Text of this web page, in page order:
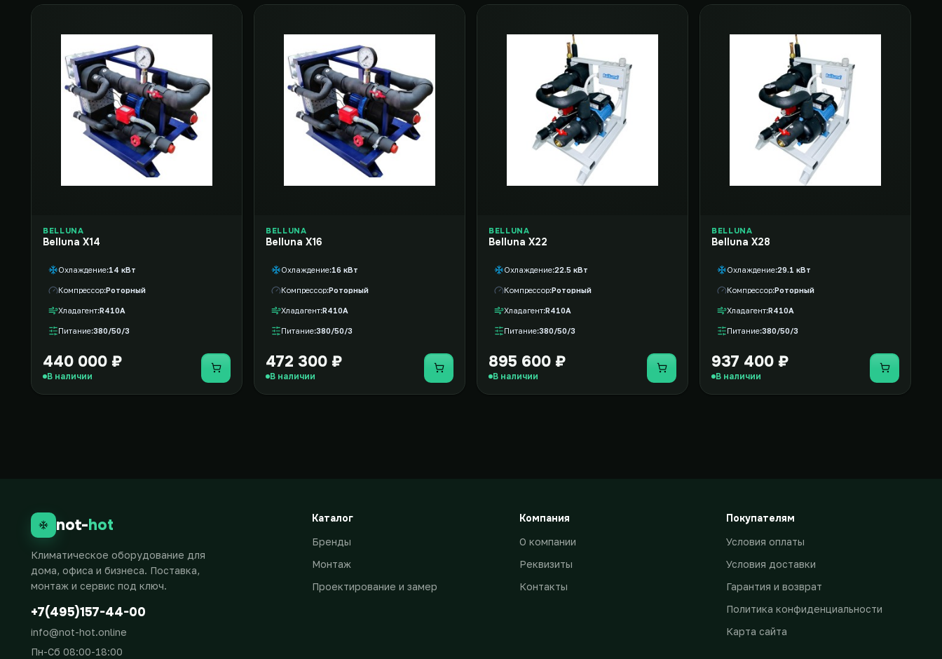
BELLUNA
Belluna X14
Охлаждение 14 кВт
Компрессор Роторный
Хладагент R410A
Питание 380/50/3
440 000 ₽
В наличии Купить
BELLUNA
Belluna X16
Охлаждение 16 кВт
Компрессор Роторный
Хладагент R410A
Питание 380/50/3
472 300 ₽
В наличии Купить
BELLUNA
Belluna X22
Охлаждение 22.5 кВт
Компрессор Роторный
Хладагент R410A
Питание 380/50/3
895 600 ₽
В наличии Купить
BELLUNA
Belluna X28
Охлаждение 29.1 кВт
Компрессор Роторный
Хладагент R410A
Питание 380/50/3
937 400 ₽
В наличии Купить
not-hot
Климатическое оборудование для
дома, офиса и бизнеса. Поставка,
монтаж и сервис под ключ.
+7(495)157-44-00
info@not-hot.online
Пн-Сб 08:00-18:00
Каталог
Бренды
Монтаж
Проектирование и замер
Компания
О компании
Реквизиты
Контакты
Покупателям
Условия оплаты
Условия доставки
Гарантия и возврат
Политика конфиденциальности
Карта сайта